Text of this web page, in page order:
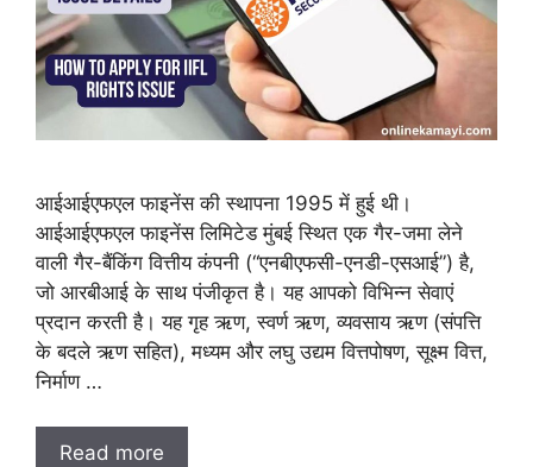
आईआईएफएल फाइनेंस की स्थापना 1995 में हुई थी।
आईआईएफएल फाइनेंस लिमिटेड मुंबई स्थित एक गैर-जमा लेने
वाली गैर-बैंकिंग वित्तीय कंपनी (“एनबीएफसी-एनडी-एसआई”) है,
जो आरबीआई के साथ पंजीकृत है। यह आपको विभिन्न सेवाएं
प्रदान करती है। यह गृह ऋण, स्वर्ण ऋण, व्यवसाय ऋण (संपत्ति
के बदले ऋण सहित), मध्यम और लघु उद्यम वित्तपोषण, सूक्ष्म वित्त,
निर्माण …
Read more